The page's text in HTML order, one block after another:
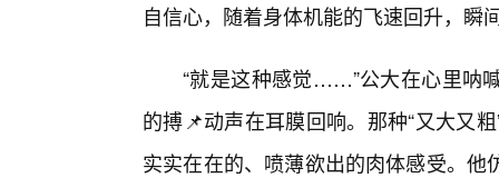
自信心，随着身体机能的飞速回升，瞬
“就是这种感觉……”公大在心里呐
的搏📌动声在耳膜回响。那种“又大又
实实在在的、喷薄欲出的肉体感受。